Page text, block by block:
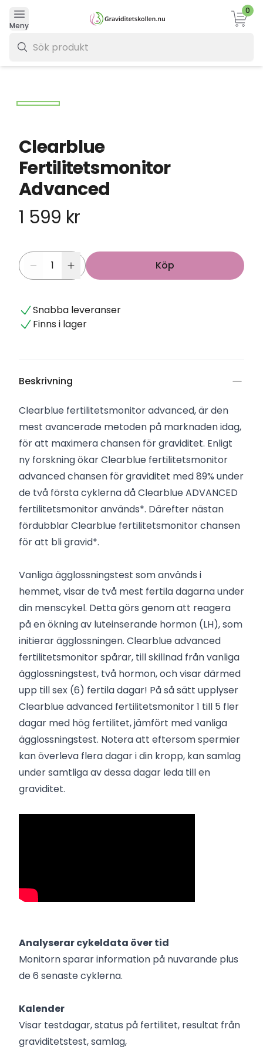
Meny
0
Clearblue
Fertilitetsmonitor
Advanced
1 599 kr
Köp
Snabba leveranser
Finns i lager
Beskrivning
Clearblue fertilitetsmonitor advanced, är den
mest avancerade metoden på marknaden idag,
för att maximera chansen för graviditet. Enligt
ny forskning ökar Clearblue fertilitetsmonitor
advanced chansen för graviditet med 89% under
de två första cyklerna då Clearblue ADVANCED
fertilitetsmonitor används*. Därefter nästan
fördubblar Clearblue fertilitetsmonitor chansen
för att bli gravid*.
Vanliga ägglossningstest som används i
hemmet, visar de två mest fertila dagarna under
din menscykel. Detta görs genom att reagera
på en ökning av luteinserande hormon (LH), som
initierar ägglossningen. Clearblue advanced
fertilitetsmonitor spårar, till skillnad från vanliga
ägglossningstest, två hormon, och visar därmed
upp till sex (6) fertila dagar! På så sätt upplyser
Clearblue advanced fertilitetsmonitor 1 till 5 fler
dagar med hög fertilitet, jämfört med vanliga
ägglossningstest. Notera att eftersom spermier
kan överleva flera dagar i din kropp, kan samlag
under samtliga av dessa dagar leda till en
graviditet.
Analyserar cykeldata över tid
Monitorn sparar information på nuvarande plus
de 6 senaste cyklerna.
Kalender
Visar testdagar, status på fertilitet, resultat från
graviditetstest, samlag,